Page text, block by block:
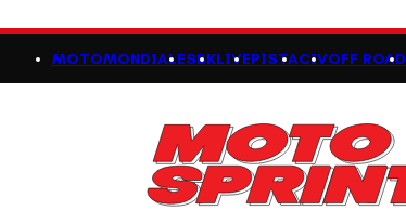
MOTOMONDIALESBKLIVEPISTACIVOFF ROAD